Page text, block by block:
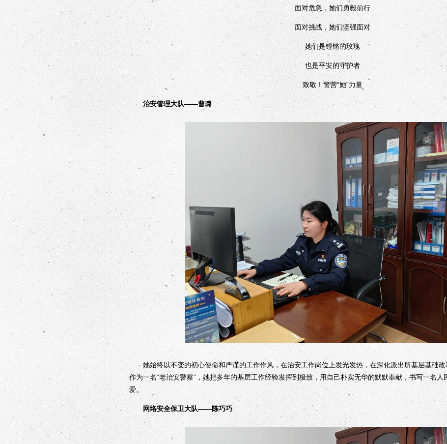
面对危急，她们勇毅前行
面对挑战，她们坚强面对
她们是铿锵的玫瑰
也是平安的守护者
致敬！警营“她”力量
治安管理大队——曹璐
她始终以不变的初心使命和严谨的工作作风，在治安工作岗位上发光发热，在深化派出所基层基础改
作为一名“老治安警察”，她把多年的基层工作经验发挥到极致，用自己朴实无华的默默奉献，书写一名
爱。
网络安全保卫大队——陈巧巧